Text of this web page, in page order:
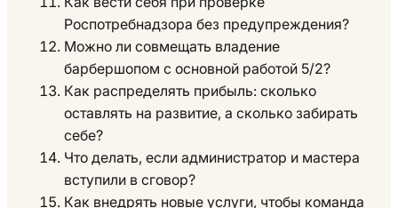
Роспотребнадзора без предупреждения?
Можно ли совмещать владение
барбершопом с основной работой 5/2?
Как распределять прибыль: сколько
оставлять на развитие, а сколько забирать
себе?
Что делать, если администратор и мастера
вступили в сговор?
Как внедрять новые услуги, чтобы команда